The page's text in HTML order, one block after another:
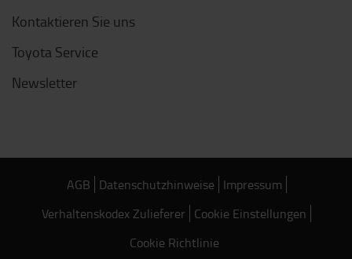
Kontaktieren Sie uns
Toyota Service
Newsletter
AGB Datenschutzhinweise Impressum
Verhaltenskodex Zulieferer Cookie Einstellungen
Cookie Richtlinie